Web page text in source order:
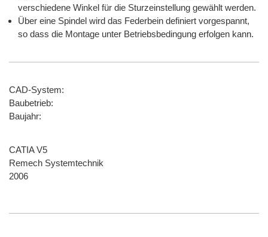
verschiedene Winkel für die Sturzeinstellung gewählt werden.
Über eine Spindel wird das Federbein definiert vorgespannt,
so dass die Montage unter Betriebsbedingung erfolgen kann.
CAD-System:
Baubetrieb:
Baujahr:
CATIA V5
Remech Systemtechnik
2006